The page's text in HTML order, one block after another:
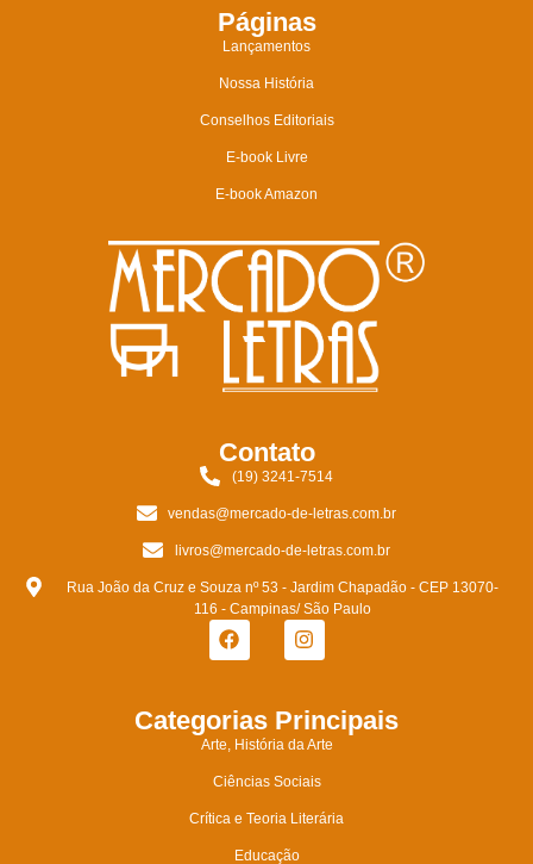
Páginas
Lançamentos
Nossa História
Conselhos Editoriais
E-book Livre
E-book Amazon
Contato
(19) 3241-7514
vendas@mercado-de-letras.com.br
livros@mercado-de-letras.com.br
Rua João da Cruz e Souza nº 53 - Jardim Chapadão - CEP 13070-
116 - Campinas/ São Paulo
Categorias Principais
Arte, História da Arte
Ciências Sociais
Crítica e Teoria Literária
Educação